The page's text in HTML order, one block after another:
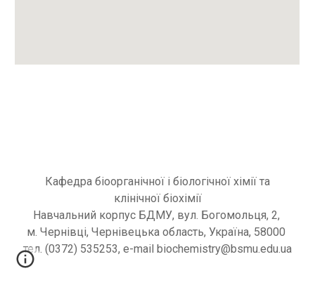
Кафедра біоорганічної і біологічної хімії та
клінічної біохімії
Навчальний корпус БДМУ, вул. Богомольця, 2,
м. Чернівці, Чернівецька область, Україна, 58000
тел. (0372) 535253, e-mail bioсhemistry@bsmu.edu.ua